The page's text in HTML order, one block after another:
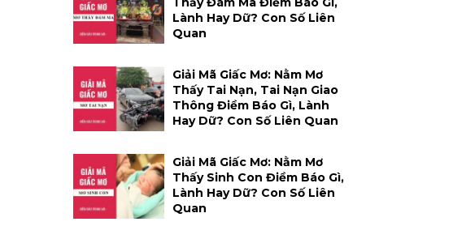
Lành Hay Dữ? Con Số Liên
Quan
Giải Mã Giấc Mơ: Nằm Mơ
Thấy Tai Nạn, Tai Nạn Giao
Thông Điềm Báo Gì, Lành
Hay Dữ? Con Số Liên Quan
Giải Mã Giấc Mơ: Nằm Mơ
Thấy Sinh Con Điềm Báo Gì,
Lành Hay Dữ? Con Số Liên
Quan